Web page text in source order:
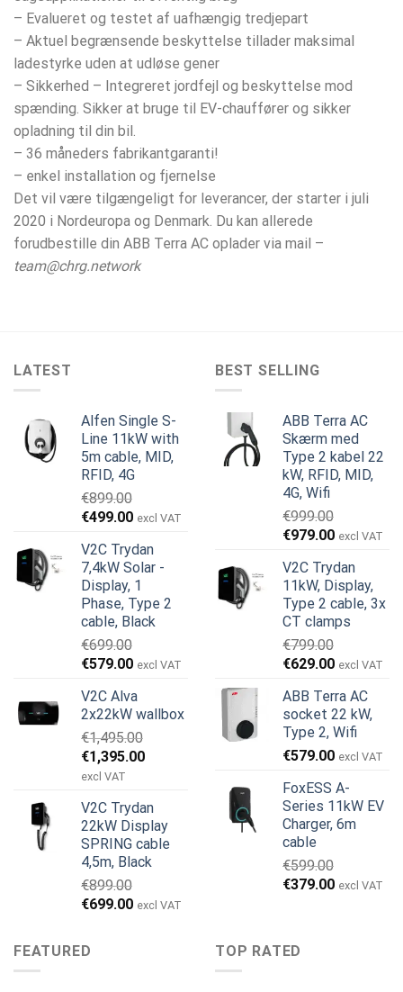
– Evalueret og testet af uafhængig tredjepart
– Aktuel begrænsende beskyttelse tillader maksimal
ladestyrke uden at udløse gener
– Sikkerhed – Integreret jordfejl og beskyttelse mod
spænding. Sikker at bruge til EV-chauffører og sikker
opladning til din bil.
– 36 måneders fabrikantgaranti!
– enkel installation og fjernelse
Det vil være tilgængeligt for leverancer, der starter i juli
2020 i Nordeuropa og Denmark. Du kan allerede
forudbestille din ABB Terra AC oplader via mail –
team@chrg.network
LATEST
Alfen Single S-
Line 11kW with
5m cable, MID,
RFID, 4G
€899.00
Den
pris
var:
€899.00.
€499.00Den
pris
er:
€499.00.
excl VAT
V2C Trydan
7,4kW Solar -
Display, 1
Phase, Type 2
cable, Black
€699.00
Den
pris
var:
€699.00.
€579.00Den
pris
er:
€579.00.
excl VAT
V2C Alva
2x22kW wallbox
€1,495.00
Den
oprindelige
var:
€1,495.00.
€1,395.00Den
er:
€1,395.00.
excl VAT
V2C Trydan
22kW Display
SPRING cable
4,5m, Black
€899.00
Den
pris
var:
€699.00Den
excl VAT
BEST SELLING
ABB Terra AC
Skærm med
Type 2 kabel 22
kW, RFID, MID,
4G, Wifi
€999.00
Den
pris
var:
€999.00.
€979.00Den
pris
er:
€979.00.
excl VAT
V2C Trydan
11kW, Display,
Type 2 cable, 3x
CT clamps
€799.00
Den
pris
var:
€799.00.
€629.00Den
pris
er:
€629.00.
excl VAT
ABB Terra AC
socket 22 kW,
Type 2, Wifi
€579.00 excl VAT
FoxESS A-
Series 11kW EV
Charger, 6m
cable
€599.00
Den
€599.00.
€379.00Den
excl VAT
FEATURED TOP RATED